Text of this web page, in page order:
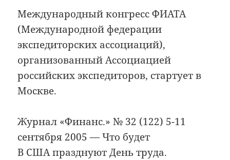
Международный конгресс ФИАТА
(Международной федерации
экспедиторских ассоциаций),
организованный Ассоциацией
российских экспедиторов, стартует в
Москве.
Журнал «Финанс.» № 32 (122) 5-11
сентября 2005 — Что будет
В США празднуют День труда.